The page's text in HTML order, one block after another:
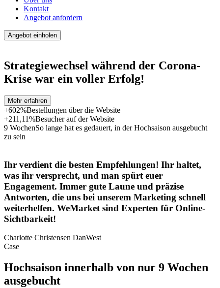
Kontakt
Angebot anfordern
Angebot einholen
Strategiewechsel während der Corona-
Krise war ein voller Erfolg!
Mehr erfahren
+602%Bestellungen über die Website
+211,11%Besucher auf der Website
9 WochenSo lange hat es gedauert, in der Hochsaison ausgebucht
zu sein
Ihr verdient die besten Empfehlungen! Ihr haltet,
was ihr versprecht, und man spürt euer
Engagement. Immer gute Laune und präzise
Antworten, die uns bei unserem Marketing schnell
weiterhelfen. WeMarket sind Experten für Online-
Sichtbarkeit!
Charlotte Christensen DanWest
Case
Hochsaison innerhalb von nur 9 Wochen
ausgebucht